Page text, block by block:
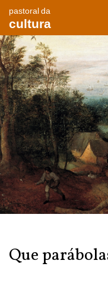
pastoral da
cultura
Que